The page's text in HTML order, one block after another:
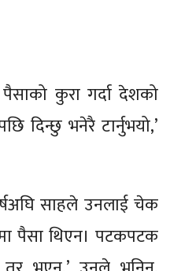
कुरा गर्दा देशको
दिन्छु भनेरै टार्नुभयो,’
साहले उनलाई चेक
पैसा थिएन। पटकपटक